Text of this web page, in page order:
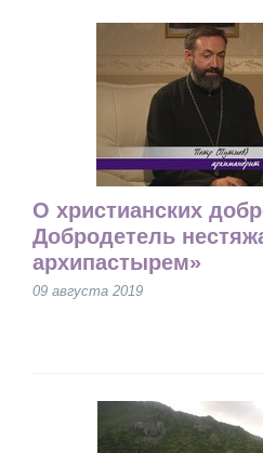
О христианских
Добродетель
архипастырем»
09 августа 2019